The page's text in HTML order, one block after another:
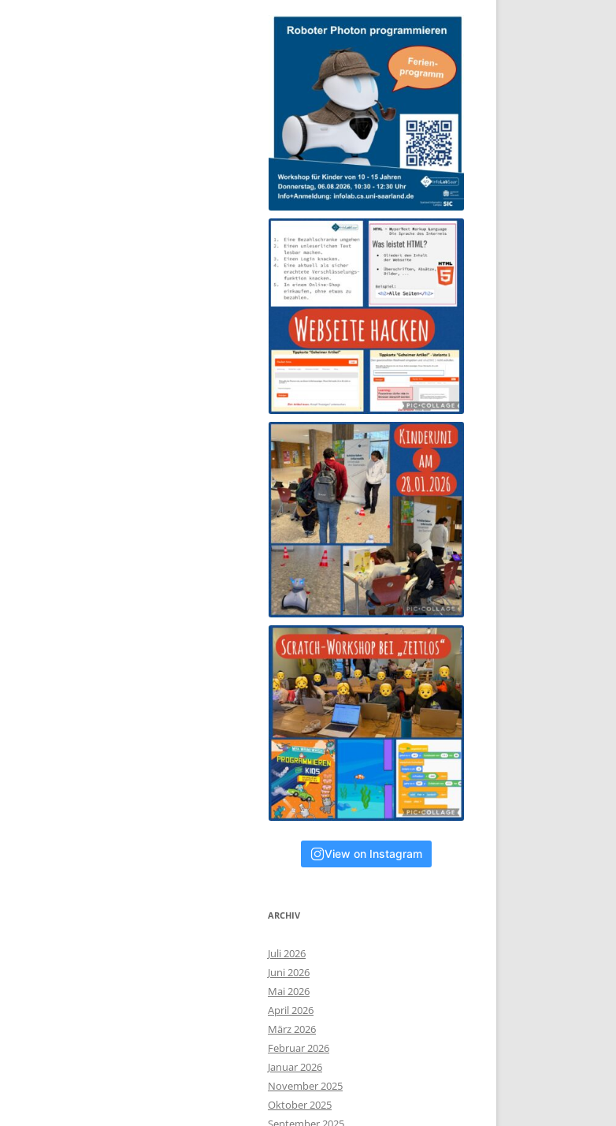
View on Instagram
ARCHIV
Juli 2026
Juni 2026
Mai 2026
April 2026
März 2026
Februar 2026
Januar 2026
November 2025
Oktober 2025